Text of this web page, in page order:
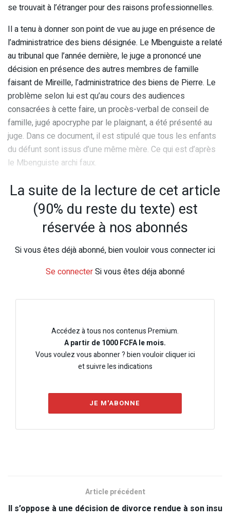
se trouvait à l’étranger pour des raisons professionnelles.
Il a tenu à donner son point de vue au juge en présence de
l’administratrice des biens désignée. Le Mbenguiste a relaté
au tribunal que l’année dernière, le juge a prononcé une
décision en présence des autres membres de famille
faisant de Mireille, l’administratrice des biens de Pierre. Le
problème selon lui est qu’au cours des audiences
consacrées à cette faire, un procès-verbal de conseil de
famille, jugé apocryphe par le plaignant, a été présenté au
juge. Dans ce document, il est stipulé que tous les enfants
du défunt sont issus d’une même mère. Ce qui est d’après
le Mbenguiste archi faux.
La suite de la lecture de cet article
(90% du reste du texte) est
réservée à nos abonnés
Si vous êtes déjà abonné, bien vouloir vous connecter ici
Se connecterSi vous êtes déja abonné
Accédez à tous nos contenus Premium.
A partir de 1000 FCFA le mois.
Vous voulez vous abonner ? bien vouloir cliquer ici
et suivre les indications
JE M'ABONNE
Article précédent
Il s’oppose à une décision de divorce rendue à son insu